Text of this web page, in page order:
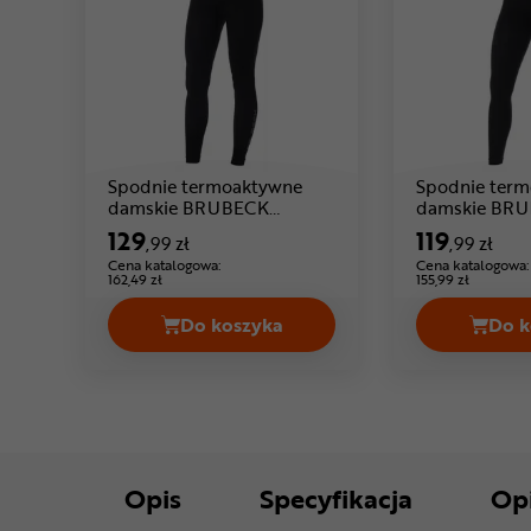
Spodnie termoaktywne
damskie BRUBECK
Extreme Thermo
129,99 zł
Cena katalogowa:
162,49 zł
Do koszyka
Spodnie termoaktywne damskie
Spodnie
damskie
Thermo
119,99 zł
Cena katalogowa:
155,99 zł
Do
Opis Specyfikacja